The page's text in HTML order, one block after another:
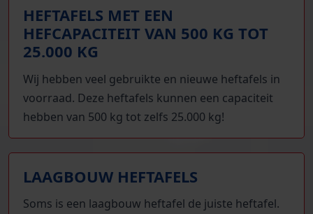
HEFTAFELS MET EEN
HEFCAPACITEIT VAN 500 KG TOT
25.000 KG
Wij hebben veel gebruikte en nieuwe heftafels in
voorraad. Deze heftafels kunnen een capaciteit
hebben van 500 kg tot zelfs 25.000 kg!
LAAGBOUW HEFTAFELS
Soms is een laagbouw heftafel de juiste heftafel.